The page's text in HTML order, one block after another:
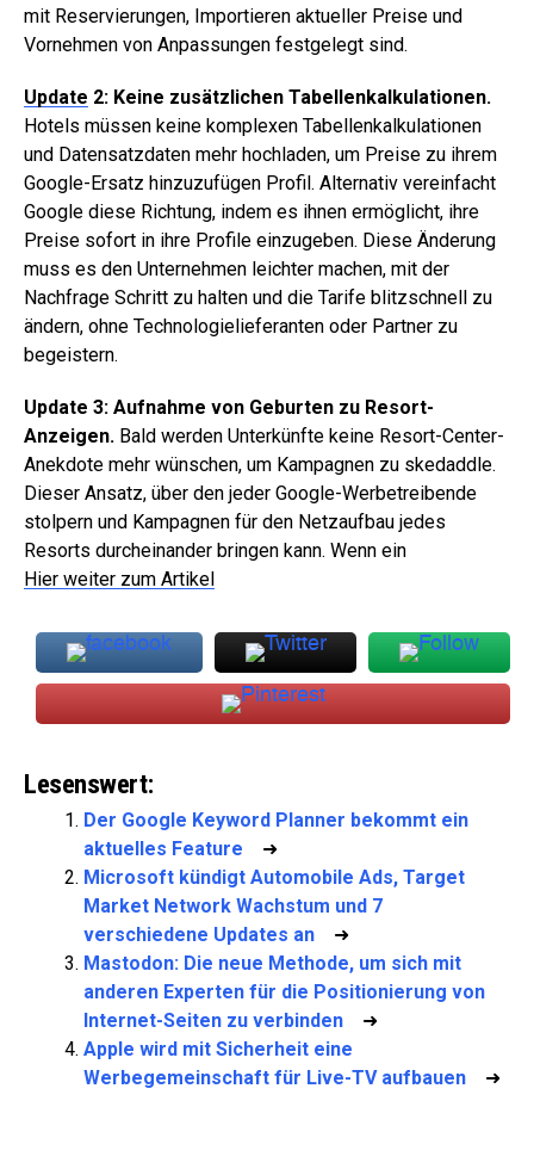
mit Reservierungen, Importieren aktueller Preise und
Vornehmen von Anpassungen festgelegt sind.
Update 2: Keine zusätzlichen Tabellenkalkulationen.
Hotels müssen keine komplexen Tabellenkalkulationen
und Datensatzdaten mehr hochladen, um Preise zu ihrem
Google-Ersatz hinzuzufügen Profil. Alternativ vereinfacht
Google diese Richtung, indem es ihnen ermöglicht, ihre
Preise sofort in ihre Profile einzugeben. Diese Änderung
muss es den Unternehmen leichter machen, mit der
Nachfrage Schritt zu halten und die Tarife blitzschnell zu
ändern, ohne Technologielieferanten oder Partner zu
begeistern.
Update 3: Aufnahme von Geburten zu Resort-
Anzeigen. Bald werden Unterkünfte keine Resort-Center-
Anekdote mehr wünschen, um Kampagnen zu skedaddle.
Dieser Ansatz, über den jeder Google-Werbetreibende
stolpern und Kampagnen für den Netzaufbau jedes
Resorts durcheinander bringen kann. Wenn ein
Hier weiter zum Artikel
Lesenswert:
Der Google Keyword Planner bekommt ein
aktuelles Feature ➜
Microsoft kündigt Automobile Ads, Target
Market Network Wachstum und 7
verschiedene Updates an ➜
Mastodon: Die neue Methode, um sich mit
anderen Experten für die Positionierung von
Internet-Seiten zu verbinden ➜
Apple wird mit Sicherheit eine
Werbegemeinschaft für Live-TV aufbauen ➜